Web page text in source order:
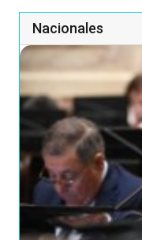
Nacionales